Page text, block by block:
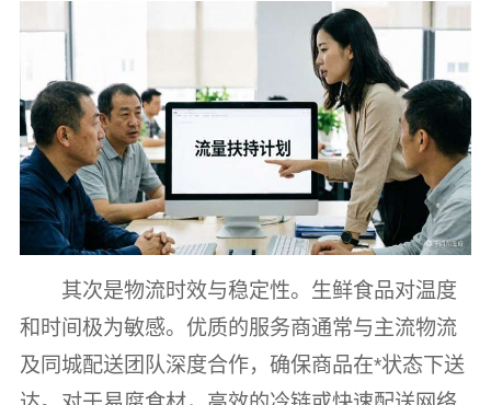
其次是物流时效与稳定性。生鲜食品对温度
和时间极为敏感。优质的服务商通常与主流物流
及同城配送团队深度合作，确保商品在*状态下送